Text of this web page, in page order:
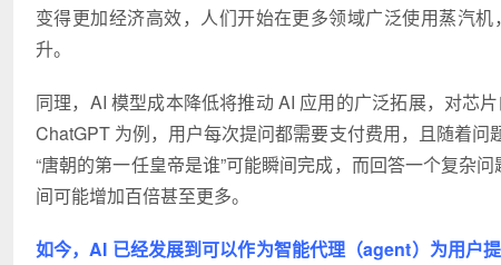
变得更加经济高效，人们开始在更多领域广泛使用蒸汽
升。
同理，AI 模型成本降低将推动 AI 应用的广泛拓展，对芯
ChatGPT 为例，用户每次提问都需要支付费用，且随着
“唐朝的第一任皇帝是谁”可能瞬间完成，而回答一个复杂
间可能增加百倍甚至更多。
如今，AI 已经发展到可以作为智能代理（agent）为用户